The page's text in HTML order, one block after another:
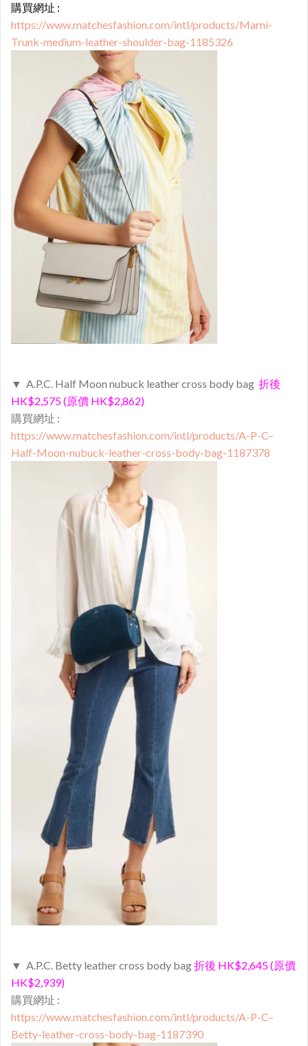
購買網址 :
https://www.matchesfashion.com/intl/products/Marni-
Trunk-medium-leather-shoulder-bag-1185326
▼ A.P.C. Half Moon nubuck leather cross body bag 折後
HK$2,575 (原價 HK$2,862)
購買網址 :
https://www.matchesfashion.com/intl/products/A-P-C–
Half-Moon-nubuck-leather-cross-body-bag-1187378
▼ A.P.C. Betty leather cross body bag折後 HK$2,645 (原價
HK$2,939)
購買網址 :
https://www.matchesfashion.com/intl/products/A-P-C–
Betty-leather-cross-body-bag-1187390